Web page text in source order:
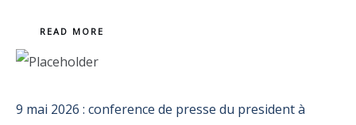
READ MORE
9 mai 2026 : conference de presse du president à